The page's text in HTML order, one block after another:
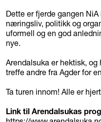
Dette er fjerde gangen
næringsliv, politikk og
uformell og en god
nye.
Arendalsuka er hektisk,
treffe andre fra Agder for
Ta turen innom! Alle er
Link til Arendalsukas